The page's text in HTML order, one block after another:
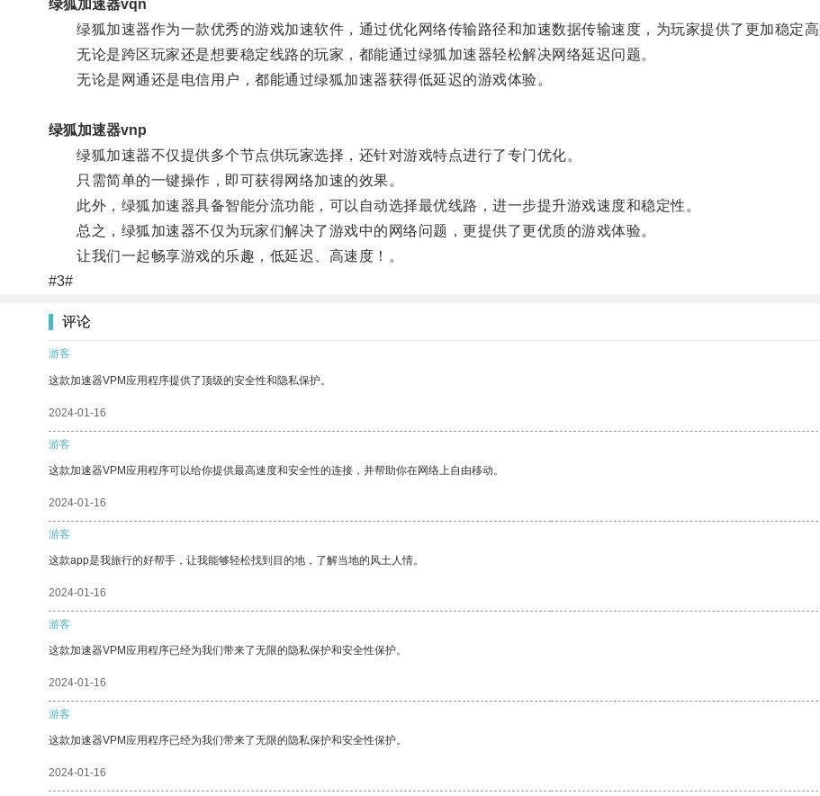
绿狐加速器vqn
绿狐加速器作为一款优秀的游戏加速软件，通过优化网络传输路径和加速数据传输速度，为玩家提供了更加稳定高
无论是跨区玩家还是想要稳定线路的玩家，都能通过绿狐加速器轻松解决网络延迟问题。
无论是网通还是电信用户，都能通过绿狐加速器获得低延迟的游戏体验。
绿狐加速器vnp
绿狐加速器不仅提供多个节点供玩家选择，还针对游戏特点进行了专门优化。
只需简单的一键操作，即可获得网络加速的效果。
此外，绿狐加速器具备智能分流功能，可以自动选择最优线路，进一步提升游戏速度和稳定性。
总之，绿狐加速器不仅为玩家们解决了游戏中的网络问题，更提供了更优质的游戏体验。
让我们一起畅享游戏的乐趣，低延迟、高速度！。
#3#
评论
游客
这款加速器VPM应用程序提供了顶级的安全性和隐私保护。
2024-01-16
游客
这款加速器VPM应用程序可以给你提供最高速度和安全性的连接，并帮助你在网络上自由移动。
2024-01-16
游客
这款app是我旅行的好帮手，让我能够轻松找到目的地，了解当地的风土人情。
2024-01-16
游客
这款加速器VPM应用程序已经为我们带来了无限的隐私保护和安全性保护。
2024-01-16
游客
这款加速器VPM应用程序已经为我们带来了无限的隐私保护和安全性保护。
2024-01-16